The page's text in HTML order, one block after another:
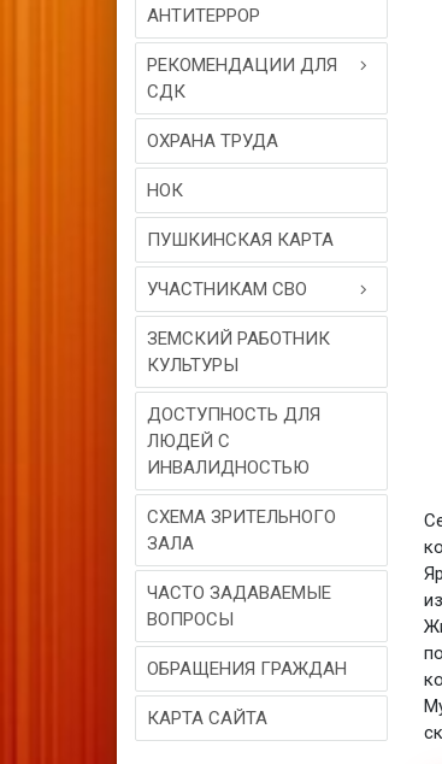
АНТИТЕРРОР
РЕКОМЕНДАЦИИ ДЛЯ
СДК
ОХРАНА ТРУДА
НОК
ПУШКИНСКАЯ КАРТА
УЧАСТНИКАМ СВО
ЗЕМСКИЙ РАБОТНИК
КУЛЬТУРЫ
ДОСТУПНОСТЬ ДЛЯ
ЛЮДЕЙ С
ИНВАЛИДНОСТЬЮ
СХЕМА ЗРИТЕЛЬНОГО
ЗАЛА
ЧАСТО ЗАДАВАЕМЫЕ
ВОПРОСЫ
ОБРАЩЕНИЯ ГРАЖДАН
КАРТА САЙТА